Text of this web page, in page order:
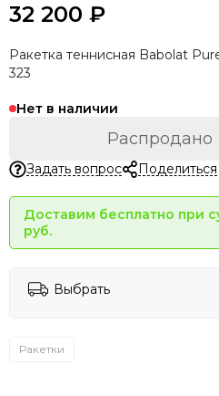
32 200 ₽
Ракетка теннисная Babolat
323
Нет в наличии
Распродано
Задать вопрос Поделиться
Доставим бесплатно при
руб.
Выбрать
Ракетки